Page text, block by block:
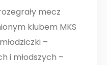
mecz
klubem MKS
–
i młodszych –